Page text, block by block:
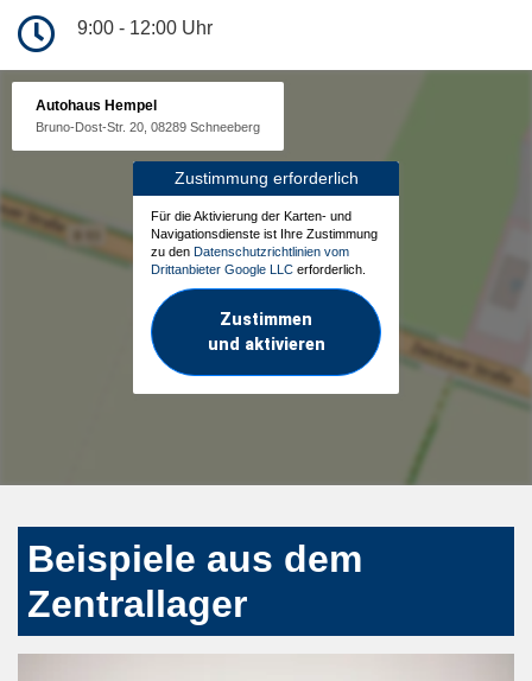
9:00 - 12:00 Uhr
Autohaus Hempel
Bruno-Dost-Str. 20, 08289 Schneeberg
Zustimmung erforderlich
Für die Aktivierung der Karten- und
Navigationsdienste ist Ihre Zustimmung
zu den Datenschutzrichtlinien vom
Drittanbieter Google LLC erforderlich.
Zustimmen
und aktivieren
Beispiele aus dem
Zentrallager